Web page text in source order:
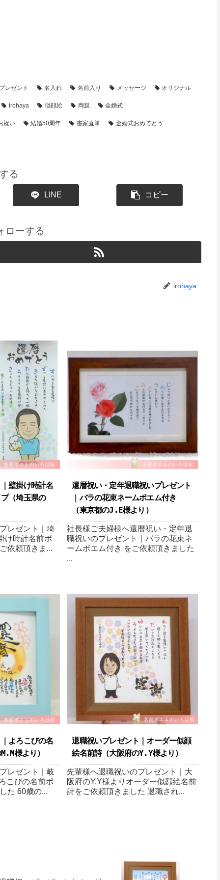
プレゼント 名入れ 名前入り メッセージ オリジナル
irohaya 似顔絵 両親 金婚式
祝い 結婚50周年 書家直筆 金婚式おめでとう
る
LINE コピー
ローする
irohaya
壁掛け時計名
（埼玉県の
レゼント｜埼
け時計名前ポ
依頼頂きま...
還暦祝い・定年退職祝いプレゼント
｜バラの花束ネームポエム付き
（東京都のJ.E様より ）
社長様ご夫婦様へ還暦祝い・定年退
職祝いのプレゼント｜バラの花束ネ
ームポエム付き をご依頼頂きました
...
よろこびの名
様より ）
レゼント｜岐
こびの名前ポ
た 60歳の...
退職祝いプレゼント｜オーダー似顔
絵名前詩（大阪府のY.Y様より ）
先輩様へ退職祝いのプレゼント｜大
阪府のY.Y様よりオーダー似顔絵名前
詩をご依頼頂きました 退職され...